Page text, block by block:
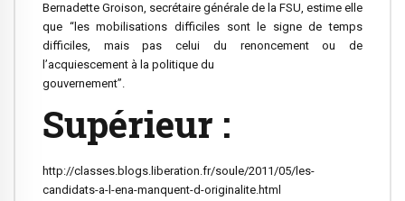
Bernadette Groison, secrétaire générale de la FSU, estime elle
que “les mobilisations difficiles sont le signe de temps
difficiles, mais pas celui du renoncement ou de
l’acquiescement à la politique du
gouvernement”.
Supérieur :
http://classes.blogs.liberation.fr/soule/2011/05/les-
candidats-a-l-ena-manquent-d-originalite.html